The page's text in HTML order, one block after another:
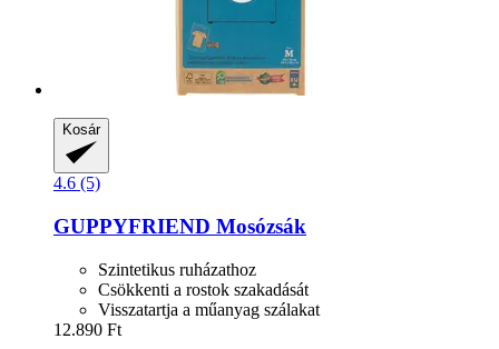
Kosár
4.6 (5)
GUPPYFRIEND Mosózsák
Szintetikus ruházathoz
Csökkenti a rostok szakadását
Visszatartja a műanyag szálakat
12.890 Ft